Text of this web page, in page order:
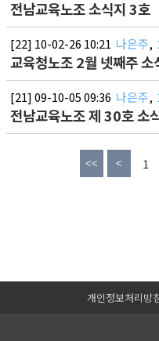
전남교육노조 소식지 3호
[22] 10-02-26 10:21 나은주,
교육청노조 2월 넷째주 소
[21] 09-10-05 09:36 나은주,
전남교육노조 제 30호 소
1
개인정보처리방